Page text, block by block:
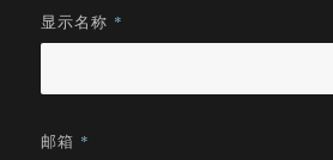
显示名称 *
邮箱 *